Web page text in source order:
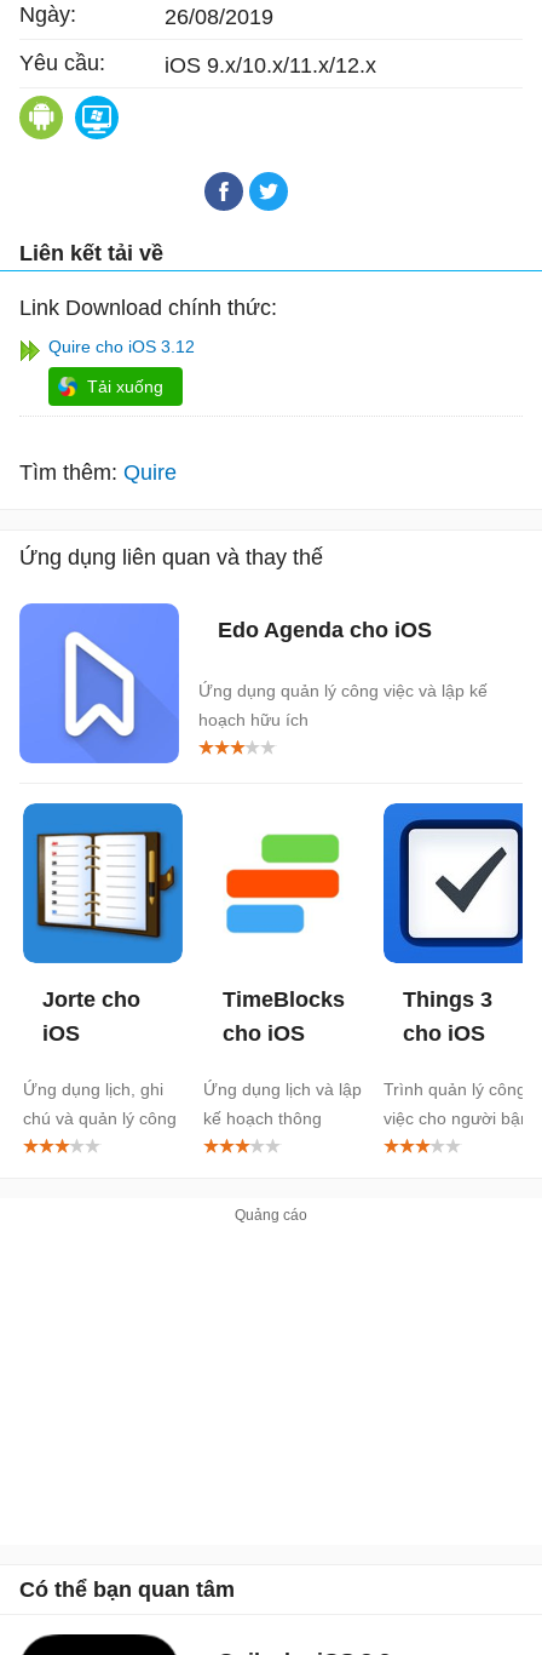
Ngày:
26/08/2019
Yêu cầu:
iOS 9.x/10.x/11.x/12.x
Quire cho Android
Liên kết tải về
Link Download chính thức:
Quire cho iOS 3.12
Tải xuống
Tìm thêm: Quire
Ứng dụng liên quan và thay thế
Edo Agenda cho iOS
Ứng dụng quản lý công việc và lập kế
hoạch hữu ích
Jorte cho
iOS
Ứng dụng lịch, ghi
chú và quản lý công
việc toàn diện
TimeBlocks
cho iOS
Ứng dụng lịch và lập
kế hoạch thông
minh
Things 3
cho iOS
Trình quản lý công
việc cho người bận
rộn
Có thể bạn quan tâm